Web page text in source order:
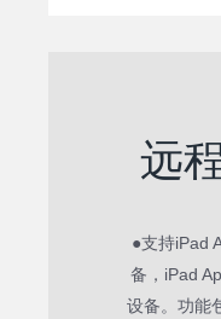
远
●支持iPad
备，iPad
设备。功能